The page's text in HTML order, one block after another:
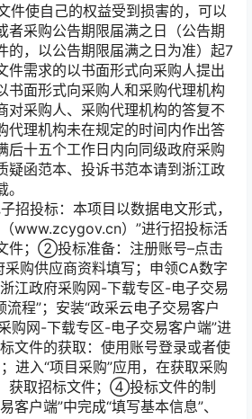
使自己的权益受到损害的，可以
者采购公告期限届满之日（公告期
的，以公告期限届满之日为准）起7
件需求的以书面形式向采购人提出
书面形式向采购人和采购代理机构
对采购人、采购代理机构的答复不
代理机构未在规定的时间内作出答
后十五个工作日内向同级政府采购
疑函范本、投诉书范本请到浙江政
投标：本项目以数据电文形式，
www.zcygov.cn）”进行招投标活
件；②投标准备：注册账号–点击
采购供应商资料填写；申领CA数字
江政府采购网-下载专区-电子交易
程”；安装“政采云电子交易客户
购网-下载专区-电子交易客户端”进
文件的获取：使用账号登录或者使
进入“项目采购”应用，在获取采购
获取招标文件；④投标文件的制
客户端”中完成“填写基本信息”、